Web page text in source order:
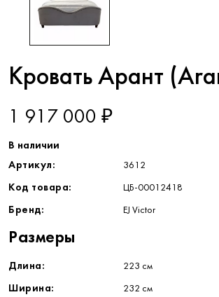
Кровать Арант
1 917 000 ₽
В наличии
Артикул:
3612
Код товара: ЦБ-00012418
Бренд: EJ Victor
Размеры
Длина: 223 см
Ширина: 232 см